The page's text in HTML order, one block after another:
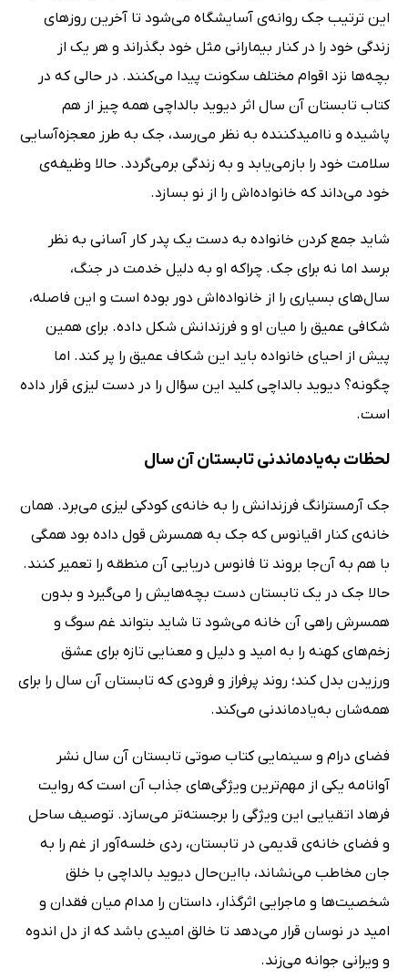
این ترتیب جک روانه‌ی آسایشگاه می‌شود تا آخرین روزهای
زندگی خود را در کنار بیمارانی مثل خود بگذراند و هر یک از
بچه‌ها نزد اقوام مختلف سکونت پیدا می‌کنند. در حالی که در
کتاب تابستان آن سال اثر دیوید بالداچی همه چیز از هم
پاشیده و ناامیدکننده به نظر می‌رسد، جک به طرز معجزه‌آسایی
سلامت خود را بازمی‌یابد و به زندگی برمی‌گردد. حالا وظیفه‌ی
خود می‌داند که خانواده‌اش را از نو بسازد.
شاید جمع کردن خانواده به دست یک پدر کار آسانی به نظر
برسد اما نه برای جک. چراکه او به دلیل خدمت در جنگ،
سال‌های بسیاری را از خانواده‌اش دور بوده است و این فاصله،
شکافی عمیق را میان او و فرزندانش شکل داده. برای همین
پیش از احیای خانواده باید این شکاف عمیق را پر کند. اما
چگونه؟ دیوید بالداچی کلید این سؤال را در دست لیزی قرار داده
است.
لحظات به‌یادماندنی تابستان آن سال
جک آرمسترانگ فرزندانش را به خانه‌ی کودکی لیزی می‌برد. همان
خانه‌ی کنار اقیانوس که جک به همسرش قول داده بود همگی
با هم به آن‌جا بروند تا فانوس دریایی آن منطقه را تعمیر کنند.
حالا جک در یک تابستان دست بچه‌هایش را می‌گیرد و بدون
همسرش راهی آن خانه می‌شود تا شاید بتواند غم سوگ و
زخم‌های کهنه را به امید و دلیل و معنایی تازه برای عشق
ورزیدن بدل کند؛ روند پرفراز و فرودی که تابستان آن سال را برای
همه‌شان به‌یادماندنی می‌کند.
فضای درام و سینمایی کتاب صوتی تابستان آن سال نشر
آوانامه یکی از مهم‌ترین ویژگی‌های جذاب آن است که روایت
فرهاد اتقیایی این ویژگی را برجسته‌تر می‌سازد. توصیف ساحل
و فضای خانه‌ی قدیمی در تابستان، ردی خلسه‌آور از غم را به
جان مخاطب می‌نشاند، بااین‌حال دیوید بالداچی با خلق
شخصیت‌ها و ماجرایی اثرگذار، داستان را مدام میان فقدان و
امید در نوسان قرار می‌دهد تا خالق امیدی باشد که از دل اندوه
و ویرانی جوانه می‌زند.